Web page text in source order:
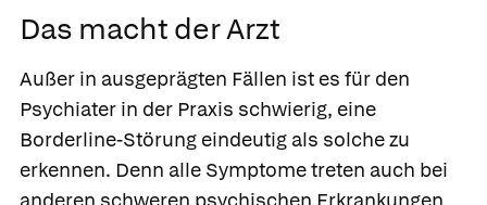
Das macht der Arzt
Außer in ausgeprägten Fällen ist es für den
Psychiater in der Praxis schwierig, eine
Borderline-Störung eindeutig als solche zu
erkennen. Denn alle Symptome treten auch bei